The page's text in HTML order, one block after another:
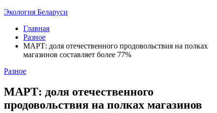
Экология Беларуси
Главная
Разное
МАРТ: доля отечественного продовольствия на полках
магазинов составляет более 77%
Разное
МАРТ: доля отечественного
продовольствия на полках магазинов